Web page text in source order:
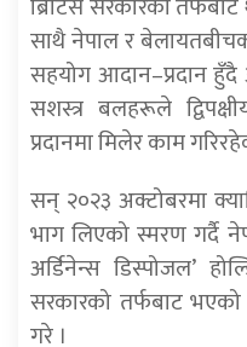
साथै नेपाल र
सहयोग आदान–प्रदान
सशस्त्र बलहरूले
प्रदानमा मिलेर काम
सन् २०२३ अक्टोबरमा
भाग लिएको स्मरण गर्दै
अर्डिनेन्स डिस्पोजल’
सरकारको तर्फबाट
गरे ।